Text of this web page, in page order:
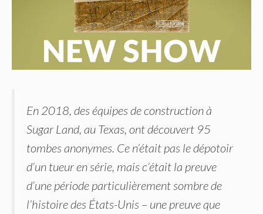
En 2018, des équipes de construction à
Sugar Land, au Texas, ont découvert 95
tombes anonymes. Ce n’était pas le dépotoir
d’un tueur en série, mais c’était la preuve
d’une période particulièrement sombre de
l’histoire des États-Unis – une preuve que